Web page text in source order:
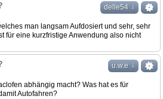
delle54 ↓
man langsam Aufdosiert und sehr, sehr
für eine kurzfristige Anwendung also nicht
u.w.e ↓
abhängig macht? Was hat es für
Autofahren?